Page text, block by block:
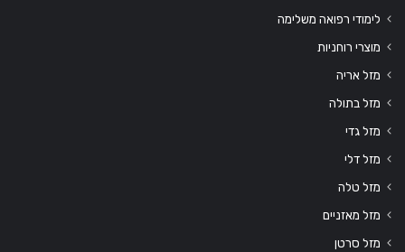
לימודי רפואה משלימה
מוצרי רוחניות
מזל אריה
מזל בתולה
מזל גדי
מזל דלי
מזל טלה
מזל מאזניים
מזל סרטן